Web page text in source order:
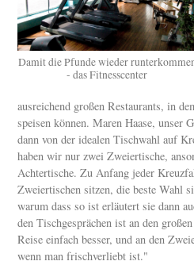
Damit die Pfunde wieder
- das Fitnesscenter
ausreichend großen Restaurants, in
speisen können. Maren Haase, unser
dann von der idealen Tischwahl auf
haben wir nur zwei Zweiertische,
Achtertische. Zu Anfang jeder
Zweiertischen sitzen, die beste Wahl
warum dass so ist erläutert sie dann
den Tischgesprächen ist an den
Reise einfach besser, und an den
wenn man frischverliebt ist."